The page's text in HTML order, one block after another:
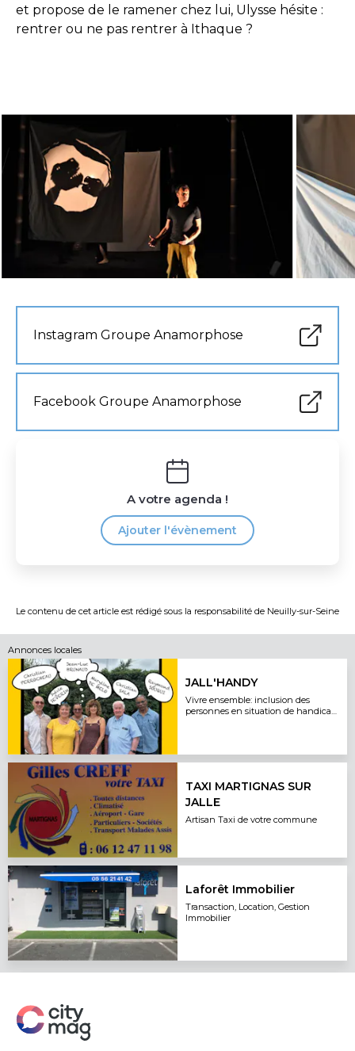
et propose de le ramener chez lui, Ulysse hésite :
rentrer ou ne pas rentrer à Ithaque ?
Instagram Groupe Anamorphose
Facebook Groupe Anamorphose
A votre agenda !
Ajouter l'évènement
Le contenu de cet article est rédigé sous la responsabilité de Neuilly-sur-Seine
Annonces locales
JALL'HANDY
Vivre ensemble: inclusion des
personnes en situation de handicap
TAXI MARTIGNAS SUR
JALLE
Artisan Taxi de votre commune
Laforêt Immobilier
Transaction, Location, Gestion
Immobilier